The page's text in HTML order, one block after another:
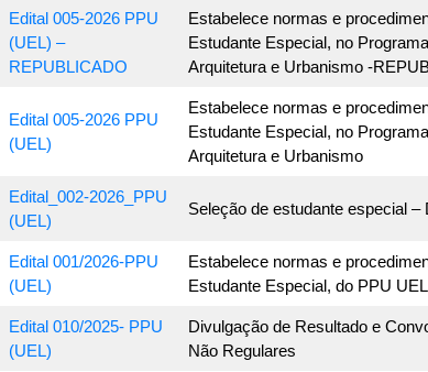
Edital 005-2026 PPU
(UEL) –
REPUBLICADO
Estabelece normas e
Estudante Especial, no
Arquitetura e Urbanismo -
Edital 005-2026 PPU
(UEL)
Estabelece normas e
Estudante Especial, no
Arquitetura e Urbanismo
Edital_002-2026_PPU
(UEL)
Seleção de estudante especial
Edital 001/2026-PPU
(UEL)
Estabelece normas e
Estudante Especial, do PPU
Edital 010/2025- PPU
(UEL)
Divulgação de Resultado e
Não Regulares